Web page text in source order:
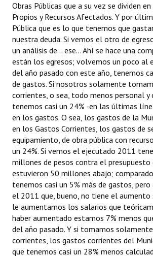
Obras Públicas que a su vez se dividen en
Propios y Recursos Afectados. Y por
Pública que es lo que tenemos que
nuestra deuda. Si vemos el otro de
un análisis de... ese... Ahí se hace una
están los egresos; volvemos un poco al
del año pasado con este año, tenemos
de gastos. Si nosotros solamente
corrientes, o sea, todo menos personal y
tenemos casi un 24% -en las últimas
en los gastos. O sea, los gastos de la
en los Gastos Corrientes, los gastos de
equipamiento, de obra pública con
un 24%. Si vemos el ejecutado 2011
millones de pesos contra el presupuesto
estuvieron 50 millones abajo;
tenemos casi un 5% más de gastos, pero
el 2011 que, bueno, no tiene el
le aumentamos los salarios que
haber aumentado estamos 7% menos
del año pasado. Y si tomamos
corrientes, los gastos corrientes del
que tenemos casi un 28% menos